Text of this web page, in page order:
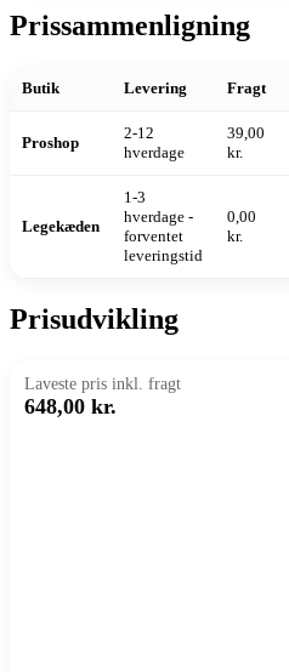
Prissammenligning
Butik Levering Fragt
Proshop
2-12
hverdage
39,00
kr.
Legekæden
1-3
hverdage -
forventet
leveringstid
0,00
kr.
Prisudvikling
Laveste pris inkl. fragt
648,00 kr.